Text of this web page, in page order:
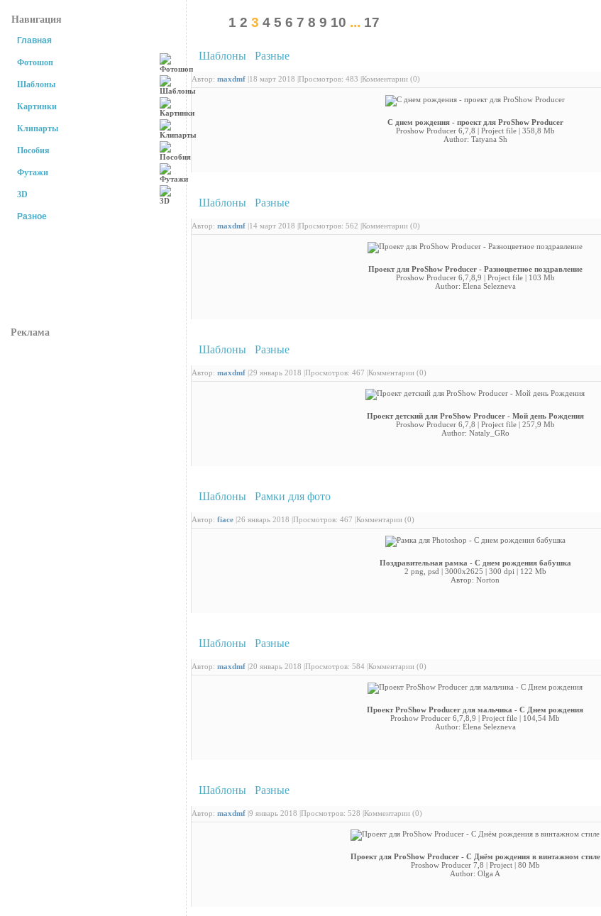
Навигация
Главная
Фотошоп
Шаблоны
Картинки
Клипарты
Пособия
Футажи
3D
Разное
Реклама
1 2 3 4 5 6 7 8 9 10 ... 17
Шаблоны Разные
Автор: maxdmf |18 март 2018 |Просмотров: 483 |Комментарии (0)
С днем рождения - проект для ProShow Producer
Proshow Producer 6,7,8 | Project file | 358,8 Mb
Author: Tatyana Sh
Шаблоны Разные
Автор: maxdmf |14 март 2018 |Просмотров: 562 |Комментарии (0)
Проект для ProShow Producer - Разноцветное поздравление
Proshow Producer 6,7,8,9 | Project file | 103 Mb
Author: Elena Selezneva
Шаблоны Разные
Автор: maxdmf |29 январь 2018 |Просмотров: 467 |Комментарии (0)
Проект детский для ProShow Producer - Мой день Рождения
Proshow Producer 6,7,8 | Project file | 257,9 Mb
Author: Nataly_GRo
Шаблоны Рамки для фото
Автор: fiace |26 январь 2018 |Просмотров: 467 |Комментарии (0)
Поздравительная рамка - С днем рождения бабушка
2 png, psd | 3000x2625 | 300 dpi | 122 Mb
Автор: Norton
Шаблоны Разные
Автор: maxdmf |20 январь 2018 |Просмотров: 584 |Комментарии (0)
Проект ProShow Producer для мальчика - С Днем рождения
Proshow Producer 6,7,8,9 | Project file | 104,54 Mb
Author: Elena Selezneva
Шаблоны Разные
Автор: maxdmf |9 январь 2018 |Просмотров: 528 |Комментарии (0)
Проект для ProShow Producer - С Днём рождения в винтажном стиле
Proshow Producer 7,8 | Project | 80 Mb
Author: Olga A